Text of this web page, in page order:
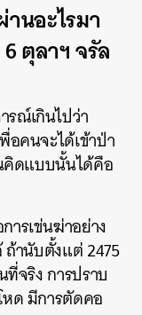
นอะไรมา
ตุลาฯ จรัล
ณ์เกินไปว่า
คนจะได้เข้าป่า
คิดแบบนั้นได้คือ
ารเข่นฆ่าอย่าง
านับตั้งแต่ 2475
จริง การปราบ
ด มีการตัดคอ